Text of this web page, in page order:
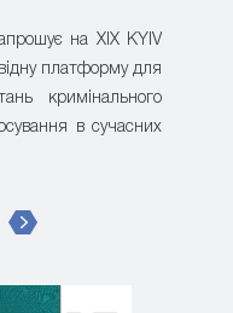
на XIX KYIV
платформу для
кримінального
в сучасних